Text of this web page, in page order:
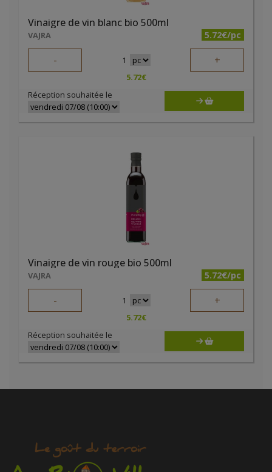
Vinaigre de vin blanc bio 500ml
VAJRA 5.72€/pc
- 1 +
5.72€
Réception souhaitée le
Vinaigre de vin rouge bio 500ml
VAJRA 5.72€/pc
- 1 +
5.72€
Réception souhaitée le